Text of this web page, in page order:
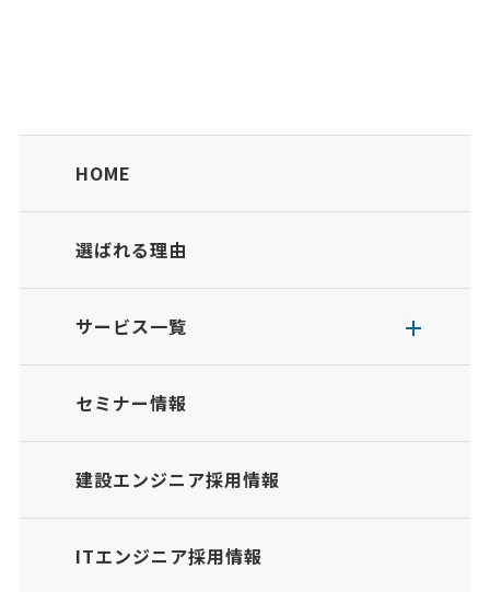
HOME
選ばれる理由
サービス一覧
セミナー情報
建設エンジニア採用情報
ITエンジニア採用情報